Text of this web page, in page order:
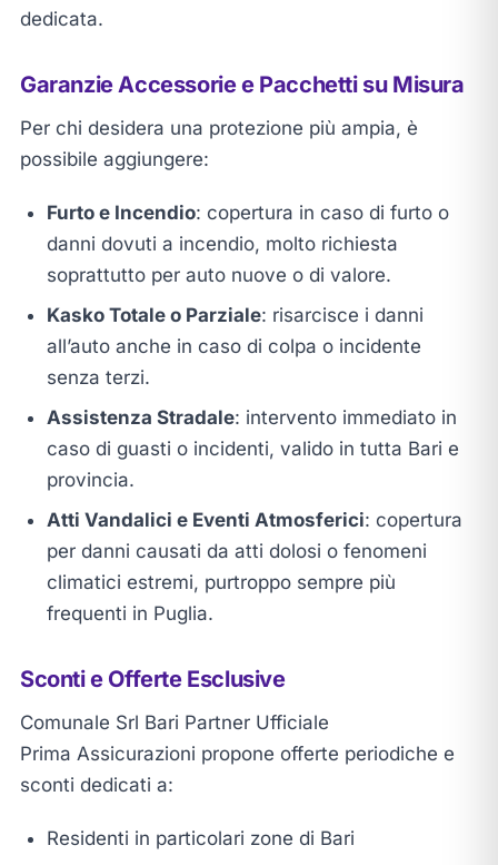
dedicata.
Garanzie Accessorie e Pacchetti su Misura
Per chi desidera una protezione più ampia, è
possibile aggiungere:
Furto e Incendio: copertura in caso di furto o
danni dovuti a incendio, molto richiesta
soprattutto per auto nuove o di valore.
Kasko Totale o Parziale: risarcisce i danni
all’auto anche in caso di colpa o incidente
senza terzi.
Assistenza Stradale: intervento immediato in
caso di guasti o incidenti, valido in tutta Bari e
provincia.
Atti Vandalici e Eventi Atmosferici: copertura
per danni causati da atti dolosi o fenomeni
climatici estremi, purtroppo sempre più
frequenti in Puglia.
Sconti e Offerte Esclusive
Comunale Srl Bari Partner Ufficiale
Prima Assicurazioni propone offerte periodiche e
sconti dedicati a:
Residenti in particolari zone di Bari